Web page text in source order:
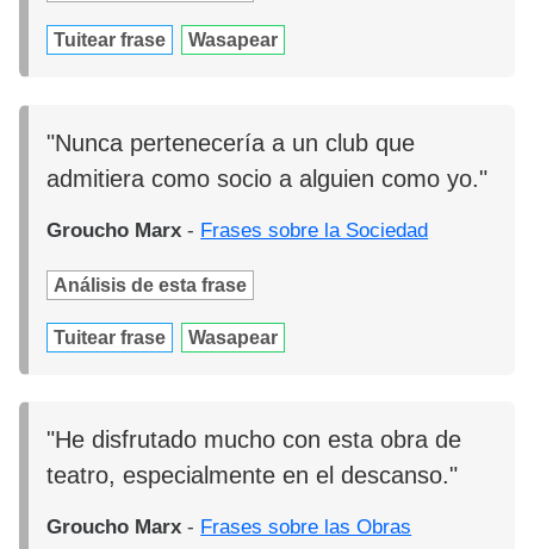
Tuitear frase Wasapear
"Nunca pertenecería a un club que
admitiera como socio a alguien como yo."
Groucho Marx - Frases sobre la Sociedad
Análisis de esta frase
Tuitear frase Wasapear
"He disfrutado mucho con esta obra de
teatro, especialmente en el descanso."
Groucho Marx - Frases sobre las Obras